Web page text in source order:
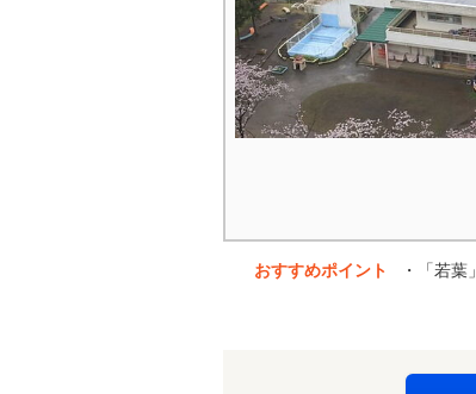
おすすめポイント
・「若